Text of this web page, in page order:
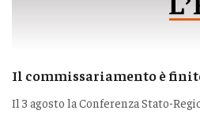
Il commissariamento è
Il 3 agosto la Conferenza Stato-